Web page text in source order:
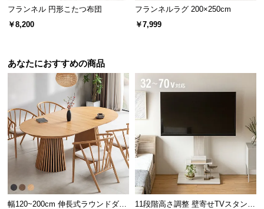
返
品・
ン
に
つ
い
て
証
に
アイディア次第で使い方いろいろ
使い勝手の良いサイズ感のため、アイディア次第で
色々な使い方が可能。より快適な空間を造り出しま
す。
フランネル 円形こたつ布団
￥8,200
フランネルラグ 200×250cm
￥7,999
あなたにおすすめの商品
幅120~200cm 伸長式ラウンドダイ
11段階高さ調整 壁寄せTVスタンド